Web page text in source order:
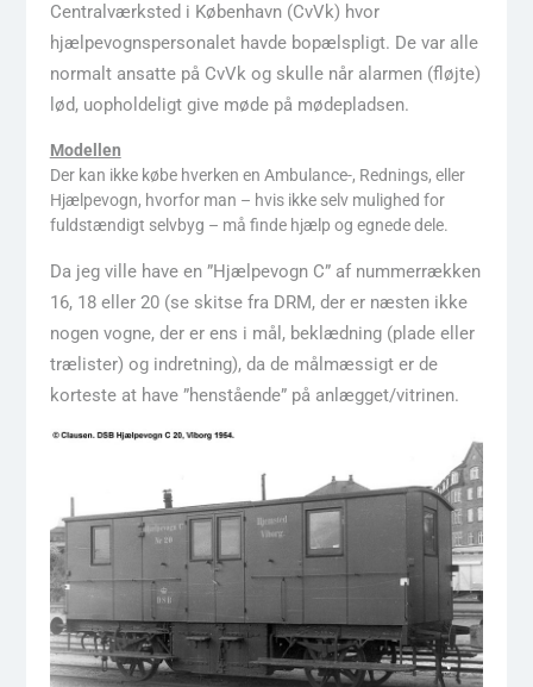
Centralværksted i København (CvVk) hvor
hjælpevognspersonalet havde bopælspligt. De var alle
normalt ansatte på CvVk og skulle når alarmen (fløjte)
lød, uopholdeligt give møde på mødepladsen.
Modellen
Der kan ikke købe hverken en Ambulance-, Rednings, eller
Hjælpevogn, hvorfor man – hvis ikke selv mulighed for
fuldstændigt selvbyg – må finde hjælp og egnede dele.
Da jeg ville have en ”Hjælpevogn C” af nummerrækken
16, 18 eller 20 (se skitse fra DRM, der er næsten ikke
nogen vogne, der er ens i mål, beklædning (plade eller
trælister) og indretning), da de målmæssigt er de
korteste at have ”henstående” på anlægget/vitrinen.